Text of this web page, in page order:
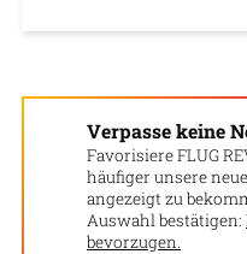
Verpasse keine
Favorisiere FLUG
häufiger unsere
angezeigt zu
Auswahl bestätigen:
bevorzugen.